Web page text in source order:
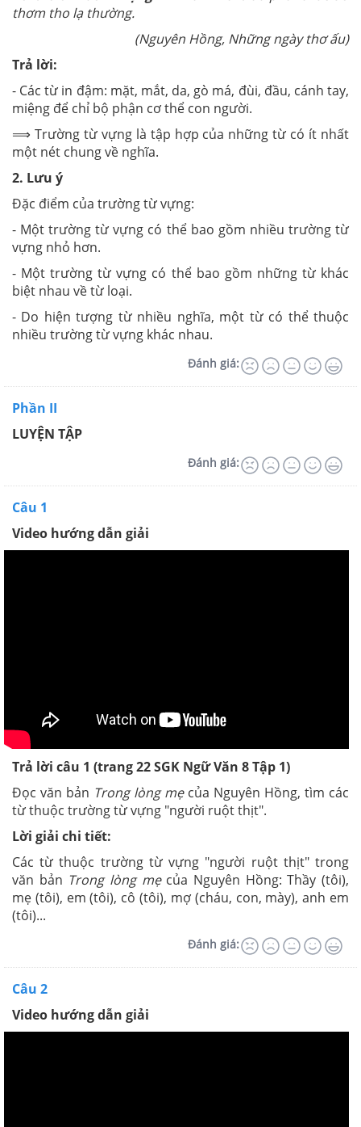
thơm tho lạ thường.
(Nguyên Hồng, Những ngày thơ ấu)
Trả lời:
- Các từ in đậm: mặt, mắt, da, gò má, đùi, đầu, cánh tay,
miệng để chỉ bộ phận cơ thể con người.
⟹ Trường từ vựng là tập hợp của những từ có ít nhất
một nét chung về nghĩa.
2. Lưu ý
Đặc điểm của trường từ vựng:
- Một trường từ vựng có thể bao gồm nhiều trường từ
vựng nhỏ hơn.
- Một trường từ vựng có thể bao gồm những từ khác
biệt nhau về từ loại.
- Do hiện tượng từ nhiều nghĩa, một từ có thể thuộc
nhiều trường từ vựng khác nhau.
Đánh giá:
Phần II
LUYỆN TẬP
Đánh giá:
Câu 1
Video hướng dẫn giải
Trả lời câu 1 (trang 22SGK Ngữ Văn 8 Tập 1)
Đọc văn bản Trong lòng mẹcủa Nguyên Hồng, tìm các
từ thuộc trường từ vựng "người ruột thịt".
Lời giải chi tiết:
Các từ thuộc trường từ vựng "người ruột thịt" trong
văn bản Trong lòng mẹcủa Nguyên Hồng: Thầy (tôi),
mẹ (tôi), em (tôi), cô (tôi), mợ (cháu, con, mày), anh em
(tôi)...
Đánh giá:
Câu 2
Video hướng dẫn giải